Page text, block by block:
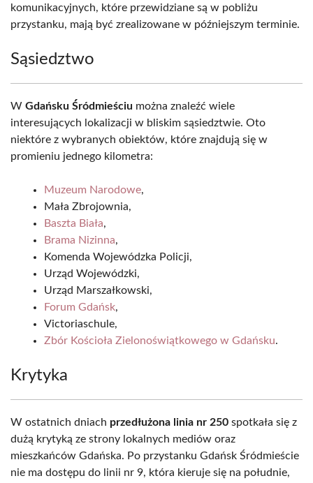
komunikacyjnych, które przewidziane są w pobliżu
przystanku, mają być zrealizowane w późniejszym terminie.
Sąsiedztwo
W Gdańsku Śródmieściu można znaleźć wiele
interesujących lokalizacji w bliskim sąsiedztwie. Oto
niektóre z wybranych obiektów, które znajdują się w
promieniu jednego kilometra:
Muzeum Narodowe,
Mała Zbrojownia,
Baszta Biała,
Brama Nizinna,
Komenda Wojewódzka Policji,
Urząd Wojewódzki,
Urząd Marszałkowski,
Forum Gdańsk,
Victoriaschule,
Zbór Kościoła Zielonoświątkowego w Gdańsku.
Krytyka
W ostatnich dniach przedłużona linia nr 250 spotkała się z
dużą krytyką ze strony lokalnych mediów oraz
mieszkańców Gdańska. Po przystanku Gdańsk Śródmieście
nie ma dostępu do linii nr 9, która kieruje się na południe,